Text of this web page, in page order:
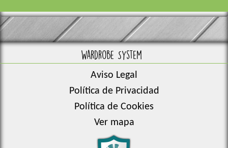
Wardrobe System
Aviso Legal
Política de Privacidad
Política de Cookies
Ver mapa